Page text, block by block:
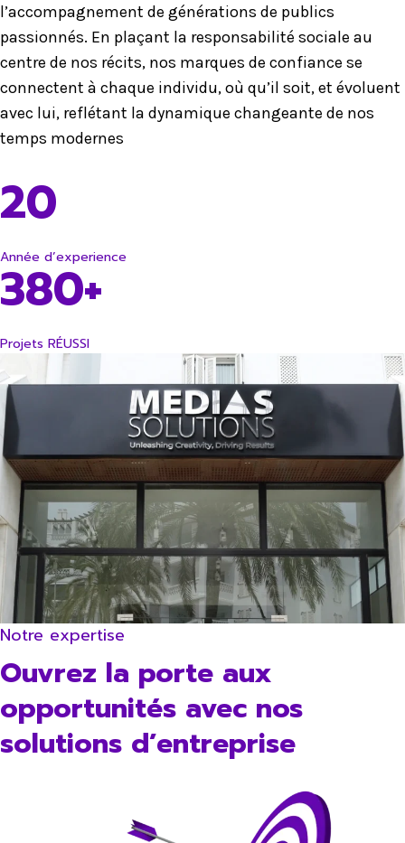
l’accompagnement de générations de publics
passionnés. En plaçant la responsabilité sociale au
centre de nos récits, nos marques de confiance se
connectent à chaque individu, où qu’il soit, et évoluent
avec lui, reflétant la dynamique changeante de nos
temps modernes
20
Année d’experience
380+
Projets RÉUSSI
Notre expertise
Ouvrez la porte aux
opportunités avec nos
solutions d’entreprise